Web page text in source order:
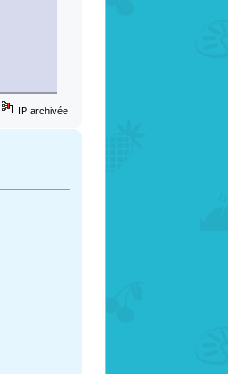
IP archivée